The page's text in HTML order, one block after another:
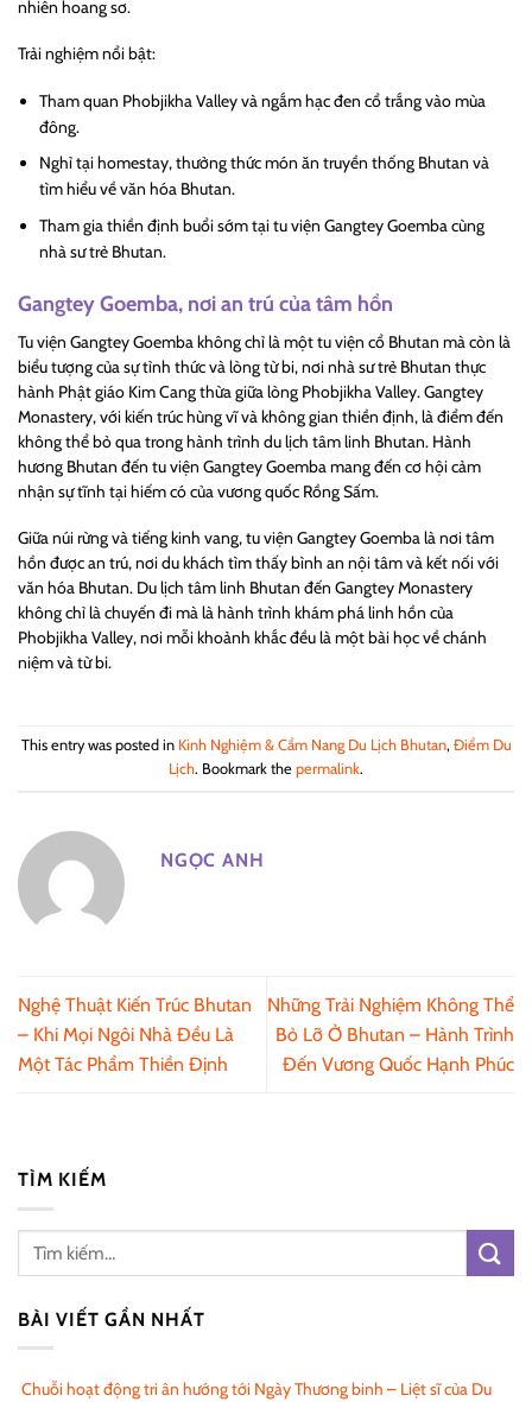
nhiên hoang sơ.
Trải nghiệm nổi bật:
Tham quan Phobjikha Valley và ngắm hạc đen cổ trắng vào mùa
đông.
Nghỉ tại homestay, thưởng thức món ăn truyền thống Bhutan và
tìm hiểu về văn hóa Bhutan.
Tham gia thiền định buổi sớm tại tu viện Gangtey Goemba cùng
nhà sư trẻ Bhutan.
Gangtey Goemba, nơi an trú của tâm hồn
Tu viện Gangtey Goemba không chỉ là một tu viện cổ Bhutan mà còn là
biểu tượng của sự tỉnh thức và lòng từ bi, nơi nhà sư trẻ Bhutan thực
hành Phật giáo Kim Cang thừa giữa lòng Phobjikha Valley. Gangtey
Monastery, với kiến trúc hùng vĩ và không gian thiền định, là điểm đến
không thể bỏ qua trong hành trình du lịch tâm linh Bhutan. Hành
hương Bhutan đến tu viện Gangtey Goemba mang đến cơ hội cảm
nhận sự tĩnh tại hiếm có của vương quốc Rồng Sấm.
Giữa núi rừng và tiếng kinh vang, tu viện Gangtey Goemba là nơi tâm
hồn được an trú, nơi du khách tìm thấy bình an nội tâm và kết nối với
văn hóa Bhutan. Du lịch tâm linh Bhutan đến Gangtey Monastery
không chỉ là chuyến đi mà là hành trình khám phá linh hồn của
Phobjikha Valley, nơi mỗi khoảnh khắc đều là một bài học về chánh
niệm và từ bi.
This entry was posted in Kinh Nghiệm & Cẩm Nang Du Lịch Bhutan, Điểm Du
Lịch. Bookmark the permalink.
NGỌC ANH
Nghệ Thuật Kiến Trúc Bhutan
– Khi Mọi Ngôi Nhà Đều Là
Một Tác Phẩm Thiền Định
Những Trải Nghiệm Không Thể
Bỏ Lỡ Ở Bhutan – Hành Trình
Đến Vương Quốc Hạnh Phúc
TÌM KIẾM
BÀI VIẾT GẦN NHẤT
Chuỗi hoạt động tri ân hướng tới Ngày Thương binh – Liệt sĩ của Du